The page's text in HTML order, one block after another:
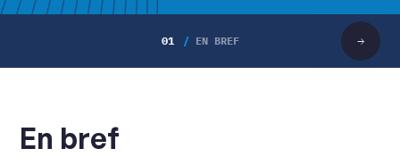
01
EN BREF
Faire
défiler
En bref